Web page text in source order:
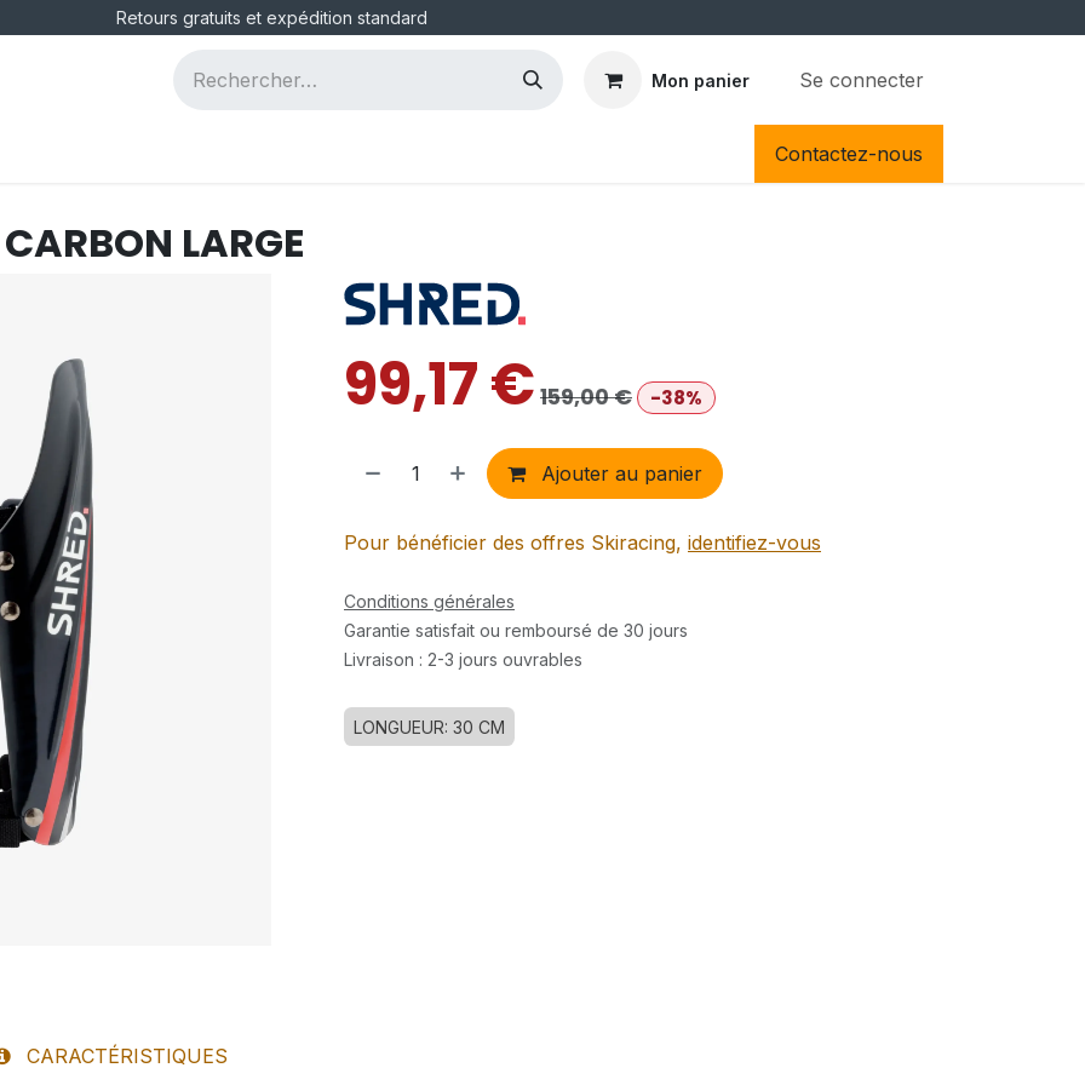
Retours gratuits et expédition standard
Mon panier Se connecter
Contactez-nous
LARGE
99,17€ 159,00€ -38%
Ajouter au panier
Pour bénéficier des offres Skiracing, identifiez-vous
Conditions générales
Garantie satisfait ou remboursé de 30 jours
Livraison : 2-3 jours ouvrables
LONGUEUR: 30 CM
CARACTÉRISTIQUES